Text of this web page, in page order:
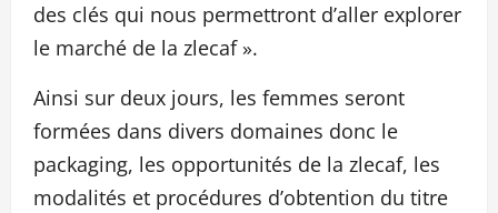
des clés qui nous permettront d’aller explorer
le marché de la zlecaf ».
Ainsi sur deux jours, les femmes seront
formées dans divers domaines donc le
packaging, les opportunités de la zlecaf, les
modalités et procédures d’obtention du titre